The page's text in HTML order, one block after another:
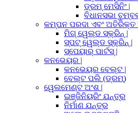
ଡ୍ରମ୍ ମେସିନିଂ |
ବିଧାନସଭା
କମ୍ପନ ପରଦା ଏବଂ ଅତିରିକ୍ତ
ମିଗ୍ ୱେଲ୍ଡ ସ୍କ୍ରିନ୍ |
ସ୍ପଟ୍ ୱେଲ୍ଡ ସ୍କ୍ରିନ୍ |
ସ୍ପେୟାର୍ ପାର୍ଟସ୍ |
କନଭେୟର |
କନଭେୟର ବେଲ୍ଟ |
ବେଲ୍ଟ ପଲି (ଡ୍ରମ୍)
ୱେଲମେଣ୍ଟ ଅଂଶ |
ଇଞ୍ଜିନିୟରିଂ ଯନ୍ତ୍ର
ନିର୍ମାଣ ଯନ୍ତ୍ର